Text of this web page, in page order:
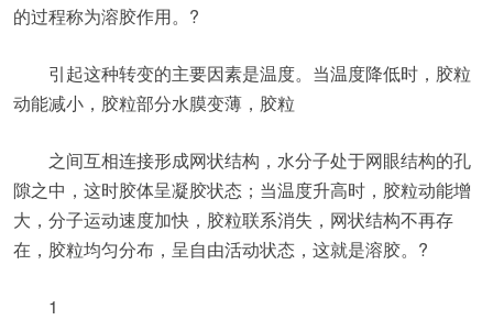
的过程称为溶胶作用。?
引起这种转变的主要因素是温度。当温度降低时，胶粒
动能减小，胶粒部分水膜变薄，胶粒
之间互相连接形成网状结构，水分子处于网眼结构的孔
隙之中，这时胶体呈凝胶状态；当温度升高时，胶粒动能增
大，分子运动速度加快，胶粒联系消失，网状结构不再存
在，胶粒均匀分布，呈自由活动状态，这就是溶胶。?
1